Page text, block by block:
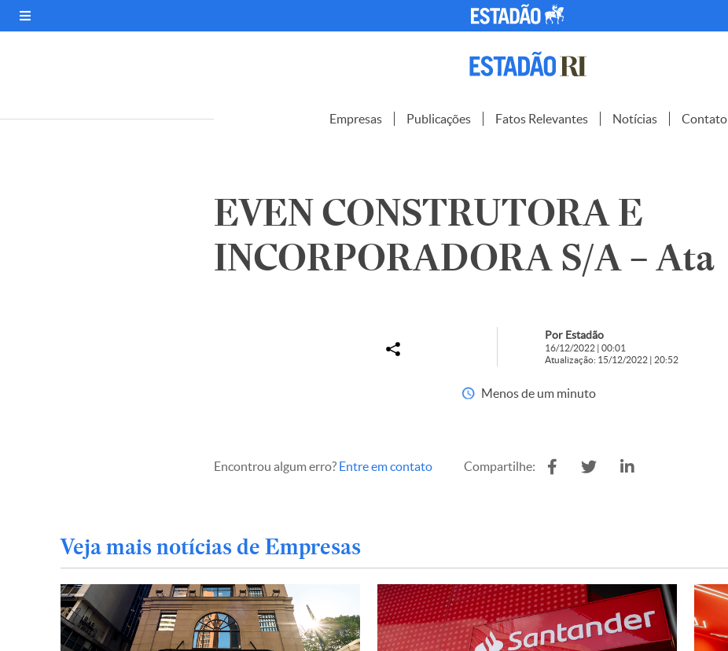
Empresas Publicações Fatos Relevantes Notícias Contato
EVEN CONSTRUTORA E
INCORPORADORA S/A – Ata
Por Estadão
16/12/2022 | 00:01
Atualização: 15/12/2022 | 20:52
Menos de um minuto
Encontrou algum erro? Entre em contato Compartilhe:
Veja mais notícias de Empresas